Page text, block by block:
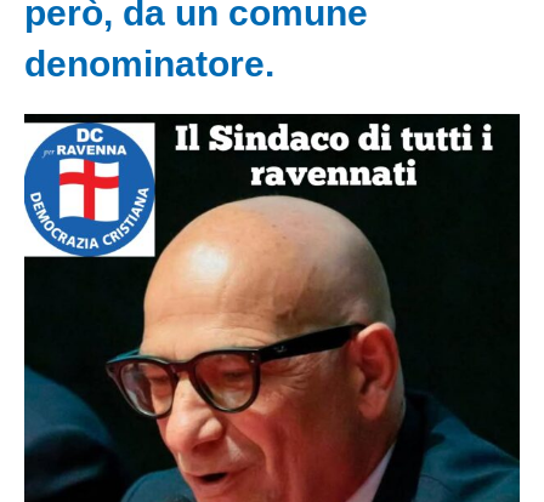
però, da un comune
denominatore.